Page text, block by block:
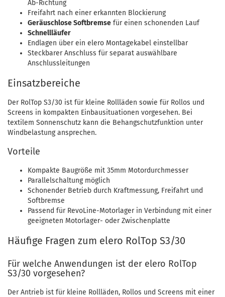
Ab-Richtung
Freifahrt nach einer erkannten Blockierung
Geräuschlose Softbremse für einen schonenden Lauf
Schnellläufer
Endlagen über ein elero Montagekabel einstellbar
Steckbarer Anschluss für separat auswählbare
Anschlussleitungen
Einsatzbereiche
Der RolTop S3/30 ist für kleine Rollläden sowie für Rollos und
Screens in kompakten Einbausituationen vorgesehen. Bei
textilem Sonnenschutz kann die Behangschutzfunktion unter
Windbelastung ansprechen.
Vorteile
Kompakte Baugröße mit 35mm Motordurchmesser
Parallelschaltung möglich
Schonender Betrieb durch Kraftmessung, Freifahrt und
Softbremse
Passend für RevoLine-Motorlager in Verbindung mit einer
geeigneten Motorlager- oder Zwischenplatte
Häufige Fragen zum elero RolTop S3/30
Für welche Anwendungen ist der elero RolTop
S3/30 vorgesehen?
Der Antrieb ist für kleine Rollläden, Rollos und Screens mit einer